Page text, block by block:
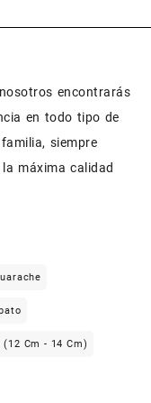
encontrarás
en todo tipo de
siempre
máxima calidad
(12 Cm - 14 Cm)